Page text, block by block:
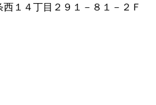
１４丁目２９１－８１－２Ｆ